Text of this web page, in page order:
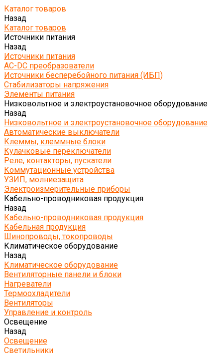
Каталог товаров
Назад
Каталог товаров
Источники питания
Назад
Источники питания
AC-DC преобразователи
Источники бесперебойного питания (ИБП)
Стабилизаторы напряжения
Элементы питания
Низковольтное и электроустановочное оборудование
Назад
Низковольтное и электроустановочное оборудование
Автоматические выключатели
Клеммы, клеммные блоки
Кулачковые переключатели
Реле, контакторы, пускатели
Коммутационные устройства
УЗИП, молниезащита
Электроизмерительные приборы
Кабельно-проводниковая продукция
Назад
Кабельно-проводниковая продукция
Кабельная продукция
Шинопроводы, токопроводы
Климатическое оборудование
Назад
Климатическое оборудование
Вентиляторные панели и блоки
Нагреватели
Термоохладители
Вентиляторы
Управление и контроль
Освещение
Назад
Освещение
Светильники